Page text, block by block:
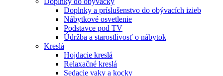
Doplnky a príslušenstvo do obývacích izieb
Nábytkové osvetlenie
Podstavce pod TV
Údržba a starostlivosť o nábytok
Kreslá
Hojdacie kreslá
Relaxačné kreslá
Sedacie vaky a kocky